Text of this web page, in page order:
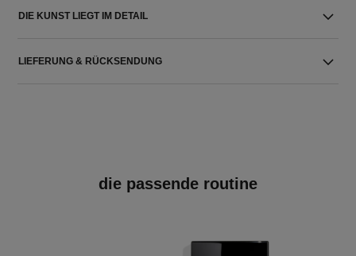
DIE KUNST LIEGT IM DETAIL
LIEFERUNG & RÜCKSENDUNG
die passende routine